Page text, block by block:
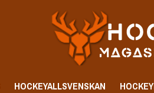
HOCKEYALLSVENSKAN